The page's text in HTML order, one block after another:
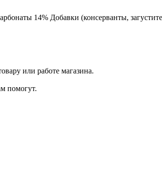
14% Добавки (консерванты,
или работе магазина.
помогут.